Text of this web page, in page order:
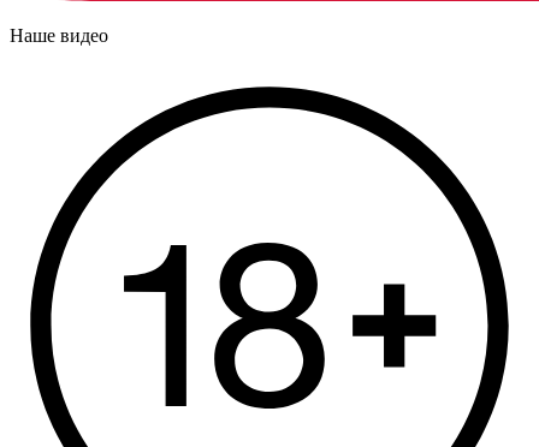
Наше видео